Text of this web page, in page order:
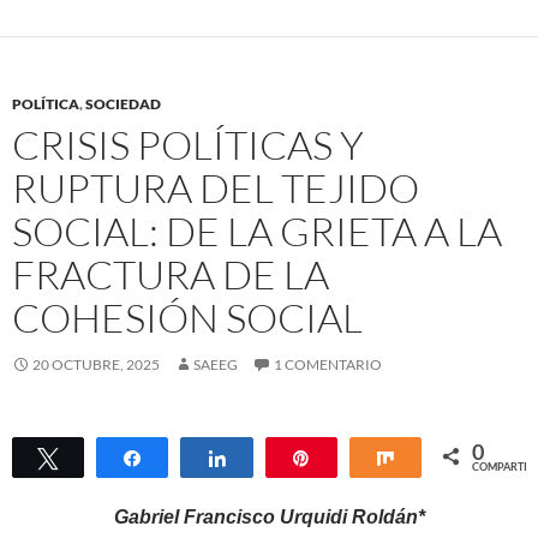
POLÍTICA,SOCIEDAD
CRISIS POLÍTICAS Y
RUPTURA DEL TEJIDO
SOCIAL: DE LA GRIETA A LA
FRACTURA DE LA
COHESIÓN SOCIAL
20 OCTUBRE, 2025 SAEEG 1 COMENTARIO
Twittear Compartir Compartir Compartir
0
COMPARTIR
Gabriel Francisco Urquidi Roldán*